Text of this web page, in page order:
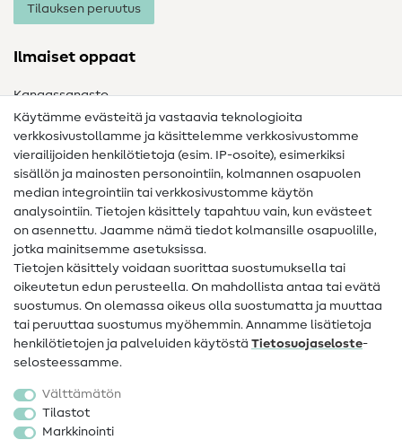
Tilauksen peruutus
Ilmaiset oppaat
Kangassanasto
Ompelusanasto
Ompeluohjeet
Apua ja yhteystiedot
Yhteystiedot
Tietoa omistajanvaihdoksesta
Peruutusoikeus
Suosittu
Kankaat
Ompelutarvikkeet
Käytämme evästeitä ja vastaavia teknologioita
verkkosivustollamme ja käsittelemme verkkosivustomme
vierailijoiden henkilötietoja (esim. IP-osoite), esimerkiksi
sisällön ja mainosten personointiin, kolmannen osapuolen
median integrointiin tai verkkosivustomme käytön
analysointiin. Tietojen käsittely tapahtuu vain, kun evästeet
on asennettu. Jaamme nämä tiedot kolmansille osapuolille,
jotka mainitsemme asetuksissa.
Tietojen käsittely voidaan suorittaa suostumuksella tai
oikeutetun edun perusteella. On mahdollista antaa tai evätä
suostumus. On olemassa oikeus olla suostumatta ja muuttaa
tai peruuttaa suostumus myöhemmin. Annamme lisätietoja
henkilötietojen ja palveluiden käytöstä Tietosuojaseloste-
selosteessamme.
Välttämätön
Tilastot
Markkinointi